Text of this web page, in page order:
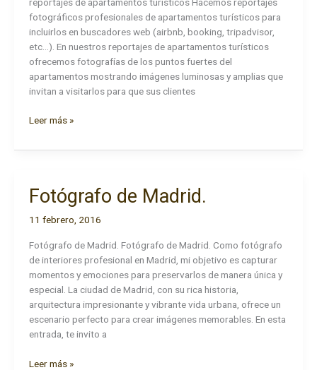
fotográficos profesionales de apartamentos turísticos para
incluirlos en buscadores web (airbnb, booking, tripadvisor,
etc…). En nuestros reportajes de apartamentos turísticos
ofrecemos fotografías de los puntos fuertes del
apartamentos mostrando imágenes luminosas y amplias que
invitan a visitarlos para que sus clientes
Fotógrafo
Turísticos
Leer más »
Fotógrafo de Madrid.
11 febrero, 2016
Fotógrafo de Madrid. Fotógrafo de Madrid. Como fotógrafo
de interiores profesional en Madrid, mi objetivo es capturar
momentos y emociones para preservarlos de manera única y
especial. La ciudad de Madrid, con su rica historia,
arquitectura impresionante y vibrante vida urbana, ofrece un
escenario perfecto para crear imágenes memorables. En esta
entrada, te invito a
Fotógrafo
Leer más »